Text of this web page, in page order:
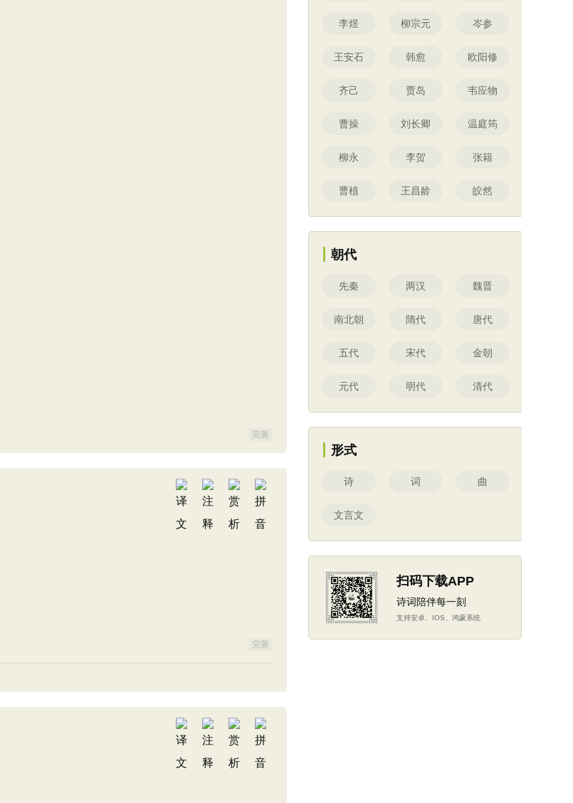
完善
完善
李煜 柳宗元 岑参
王安石 韩愈 欧阳修
齐己 贾岛 韦应物
曹操 刘长卿 温庭筠
柳永 李贺 张籍
曹植 王昌龄 皎然
朝代
先秦 两汉 魏晋
南北朝 隋代 唐代
五代 宋代 金朝
元代 明代 清代
形式
诗 词 曲
文言文
扫码下载APP
诗词陪伴每一刻
支持安卓、IOS、鸿蒙系统